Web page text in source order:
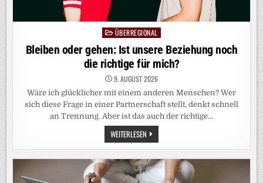
PostedÜBERREGIONAL
Bleiben oder gehen: Ist unsere Beziehung noch
die richtige für mich?
9. AUGUST 2026
Wäre ich glücklicher mit einem anderen Menschen? Wer
sich diese Frage in einer Partnerschaft stellt, denkt schnell
an Trennung. Aber ist das auch der richtige…
WEITERLESEN BLEIBEN
ODER
GEHEN:
IST
UNSERE
BEZIEHUNG
NOCH